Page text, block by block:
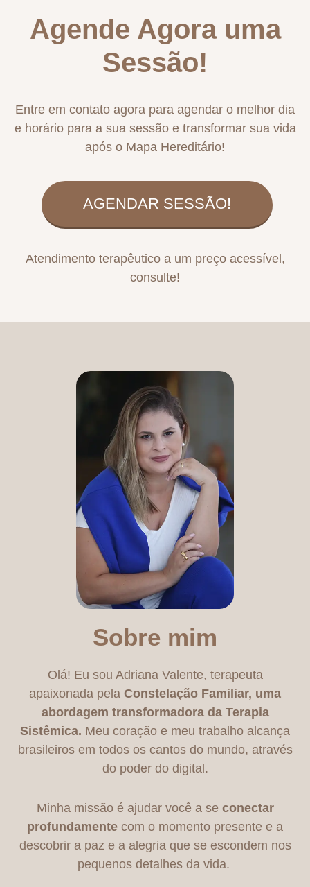
Agende Agora uma
Sessão!
Entre em contato agora para agendar o melhor dia
e horário para a sua sessão e transformar sua vida
após o Mapa Hereditário!
AGENDAR SESSÃO!
Atendimento terapêutico a um preço acessível,
consulte!
Sobre mim
Olá! Eu sou Adriana Valente, terapeuta
apaixonada pela Constelação Familiar, uma
abordagem transformadora da Terapia
Sistêmica. Meu coração e meu trabalho alcança
brasileiros em todos os cantos do mundo, através
do poder do digital.
Minha missão é ajudar você a se conectar
profundamente com o momento presente e a
descobrir a paz e a alegria que se escondem nos
pequenos detalhes da vida.